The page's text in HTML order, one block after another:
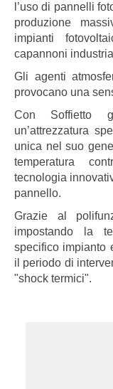
l’uso di pannelli
produzione
impianti
capannoni
Gli agenti
provocano una
Con Soffietto
un’attrezzatura
unica nel suo
temperatura
tecnologia
pannello.
Grazie al
impostando la
specifico impianto
il periodo di
"shock termici".